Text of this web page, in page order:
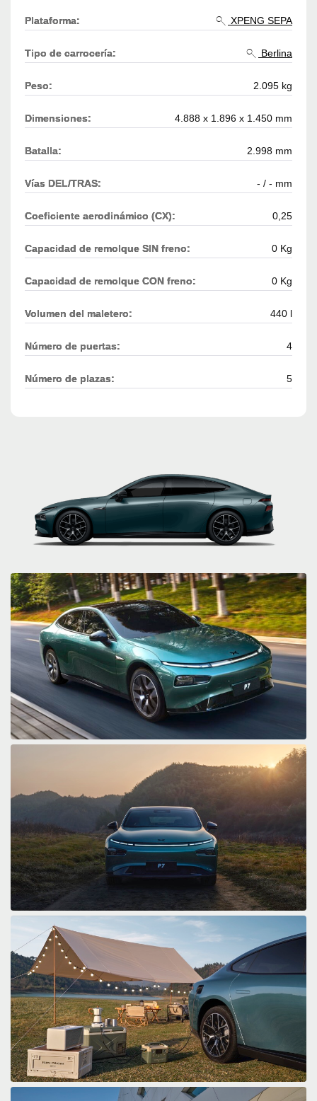
Plataforma: XPENG SEPA
Tipo de carrocería: Berlina
Peso: 2.095 kg
Dimensiones: 4.888 x 1.896 x 1.450 mm
Batalla: 2.998 mm
Vías DEL/TRAS: - / - mm
Coeficiente aerodinámico (CX): 0,25
Capacidad de remolque SIN freno: 0 Kg
Capacidad de remolque CON freno: 0 Kg
Volumen del maletero: 440 l
Número de puertas: 4
Número de plazas: 5